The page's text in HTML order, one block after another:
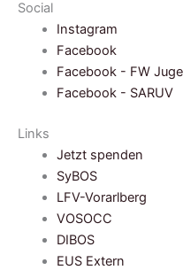
Social
Instagram
Facebook
Facebook - FW
Facebook - SARUV
Links
Jetzt spenden
SyBOS
LFV-Vorarlberg
VOSOCC
DIBOS
EUS Extern